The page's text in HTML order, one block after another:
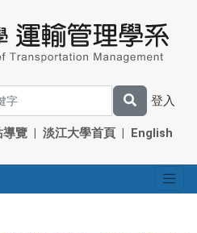
登入
導覽 | 淡江大學首頁 | English